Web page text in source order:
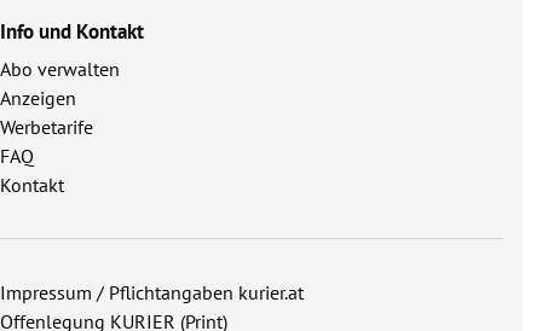
Info und Kontakt
Abo verwalten
Anzeigen
Werbetarife
FAQ
Kontakt
Impressum / Pflichtangaben kurier.at
Offenlegung KURIER (Print)